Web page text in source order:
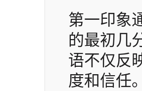
第一印象
的最初几
语不仅反
度和信任。